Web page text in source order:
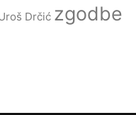
Drčić zgodbe